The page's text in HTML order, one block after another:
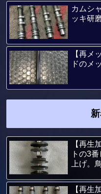
カムシ
ッキ研
【再メ
ドのメ
【再生
トの3
上げ。
【再生